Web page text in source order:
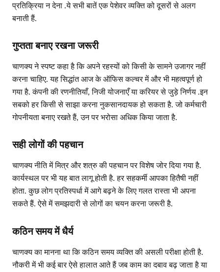
प्रतिक्रिया न देना .ये सभी बातें एक पेशेवर व्यक्ति को दूसरों से अलग
बनाती हैं.
गुप्तता बनाए रखना जरूरी
चाणक्य ने स्पष्ट कहा है कि अपने रहस्यों को किसी के सामने उजागर नहीं
करना चाहिए. यह सिद्धांत आज के ऑफिस कल्चर में और भी महत्वपूर्ण हो
गया है. कंपनी की रणनीतियाँ, निजी योजनाएँ या करियर से जुड़े निर्णय .इन
सबको हर किसी से साझा करना नुकसानदायक हो सकता है. जो कर्मचारी
गोपनीयता बनाए रखते हैं, उन पर भरोसा अधिक किया जाता है.
सही लोगों की पहचान
चाणक्य नीति में मित्र और शत्रु की पहचान पर विशेष जोर दिया गया है.
कार्यस्थल पर भी यह बात लागू होती है. हर सहकर्मी आपका हितैषी नहीं
होता. कुछ लोग प्रतिस्पर्धा में आगे बढ़ने के लिए गलत रास्ता भी अपना
सकते हैं. ऐसे में समझदारी से लोगों का चयन करना जरूरी है.
कठिन समय में धैर्य
चाणक्य का मानना था कि कठिन समय व्यक्ति की असली परीक्षा होती है.
नौकरी में भी कई बार ऐसे हालात आते हैं जब काम का दबाव बढ़ जाता है या